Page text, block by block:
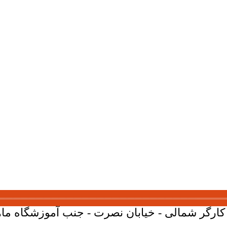
شمالی - خیابان نصرت - جنب آموزشگاه ماهان -